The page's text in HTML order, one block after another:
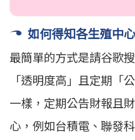
如何得知各生殖中
最簡單的方式是請谷歌
「透明度高」且定期「
一樣，定期公告財報且
心，例如台積電、聯發